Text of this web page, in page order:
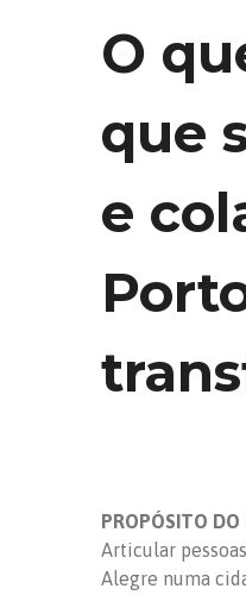
O
que
e
PROPÓSITO DO
Articular
Alegre numa